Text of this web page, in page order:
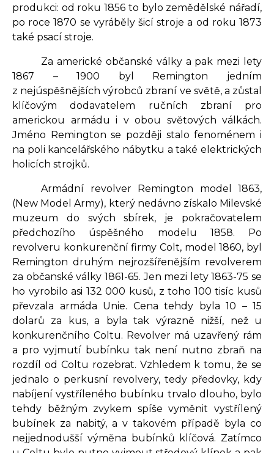
produkci: od roku 1856 to bylo zemědělské nářadí,
po roce 1870 se vyráběly šicí stroje a od roku 1873
také psací stroje.
Za americké občanské války a pak mezi lety
1867 – 1900 byl Remington jedním
z nejúspěšnějších výrobců zbraní ve světě, a zůstal
klíčovým dodavatelem ručních zbraní pro
americkou armádu i v obou světových válkách.
Jméno Remington se později stalo fenoménem i
na poli kancelářského nábytku a také elektrických
holicích strojků.
Armádní revolver Remington model 1863,
(New Model Army), který nedávno získalo Milevské
muzeum do svých sbírek, je pokračovatelem
předchozího úspěšného modelu 1858. Po
revolveru konkurenční firmy Colt, model 1860, byl
Remington druhým nejrozšířenějším revolverem
za občanské války 1861-65. Jen mezi lety 1863-75 se
ho vyrobilo asi 132 000 kusů, z toho 100 tisíc kusů
převzala armáda Unie. Cena tehdy byla 10 – 15
dolarů za kus, a byla tak výrazně nižší, než u
konkurenčního Coltu. Revolver má uzavřený rám
a pro vyjmutí bubínku tak není nutno zbraň na
rozdíl od Coltu rozebrat. Vzhledem k tomu, že se
jednalo o perkusní revolvery, tedy předovky, kdy
nabíjení vystříleného bubínku trvalo dlouho, bylo
tehdy běžným zvykem spíše vyměnit vystřílený
bubínek za nabitý, a v takovém případě byla co
nejjednodušší výměna bubínků klíčová. Zatímco